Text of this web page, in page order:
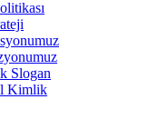
Slogan
Kimlik